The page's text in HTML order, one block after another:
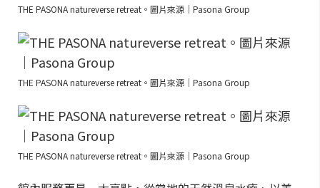
THE PASONA natureverse retreat。圖片來源｜Pasona Group
THE PASONA natureverse retreat。圖片來源｜Pasona Group
THE PASONA natureverse retreat。圖片來源｜Pasona Group